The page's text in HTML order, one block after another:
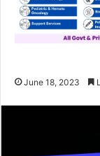
June 18, 2023